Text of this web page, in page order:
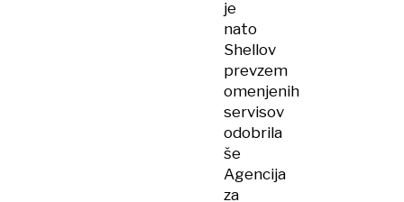
je
nato
Shellov
prevzem
omenjenih
servisov
odobrila
še
Agencija
za